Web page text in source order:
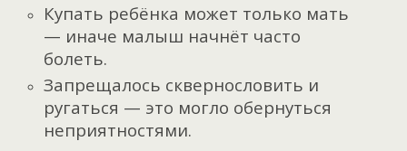
Купать ребёнка может только мать
— иначе малыш начнёт часто
болеть.
Запрещалось сквернословить и
ругаться — это могло обернуться
неприятностями.